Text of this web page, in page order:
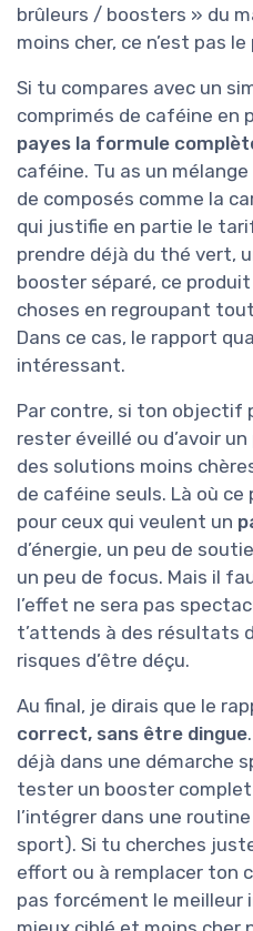
brûleurs / boosters » du
moins cher, ce n’est pas
Si tu compares avec un
comprimés de caféine en
payes la formule
caféine. Tu as un
de composés comme la
qui justifie en partie le
prendre déjà du thé vert,
booster séparé, ce
choses en regroupant
Dans ce cas, le rapport
intéressant.
Par contre, si ton objectif
rester éveillé ou d’avoir un
des solutions moins
de caféine seuls. Là où
pour ceux qui veulent un
d’énergie, un peu de
un peu de focus. Mais il
l’effet ne sera pas
t’attends à des résultats
risques d’être déçu.
Au final, je dirais que le
correct, sans être dingue
déjà dans une démarche
tester un booster
l’intégrer dans une
sport). Si tu cherches
effort ou à remplacer ton
pas forcément le meilleur